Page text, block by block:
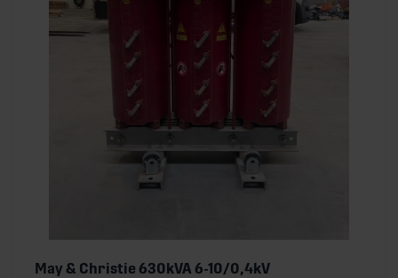
May & Christie 630kVA 6-10/0,4kV